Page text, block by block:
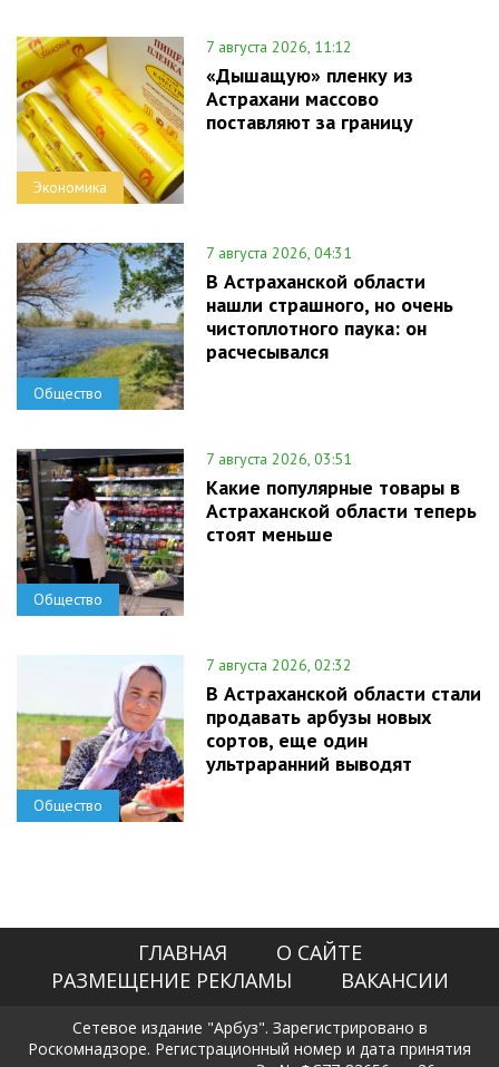
Экономика
7 августа 2026, 11:12
«Дышащую» пленку из
Астрахани массово
поставляют за границу
Общество
7 августа 2026, 04:31
В Астраханской области
нашли страшного, но очень
чистоплотного паука: он
расчесывался
Общество
7 августа 2026, 03:51
Какие популярные товары в
Астраханской области теперь
стоят меньше
Общество
7 августа 2026, 02:32
В Астраханской области стали
продавать арбузы новых
сортов, еще один
ультраранний выводят
ГЛАВНАЯ
О САЙТЕ
РАЗМЕЩЕНИЕ РЕКЛАМЫ
ВАКАНСИИ
Сетевое издание "Арбуз". Зарегистрировано в
Роскомнадзоре. Регистрационный номер и дата принятия